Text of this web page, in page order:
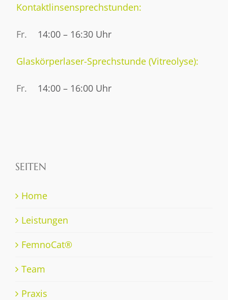
Kontaktlinsensprechstunden:
Fr. 14:00 – 16:30 Uhr
Glaskörperlaser-Sprechstunde (Vitreolyse):
Fr. 14:00 – 16:00 Uhr
SEITEN
Home
Leistungen
FemnoCat®
Team
Praxis